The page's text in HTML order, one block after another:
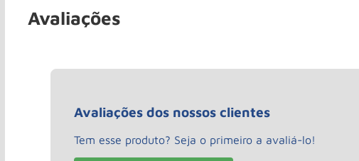
Avaliações
Avaliações dos nossos clientes
Tem esse produto? Seja o primeiro a avaliá-lo!